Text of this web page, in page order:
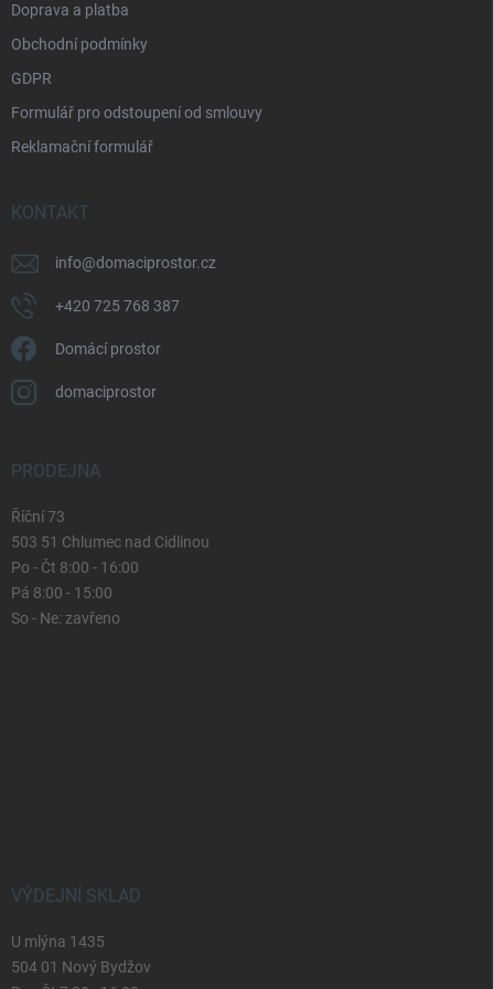
Doprava a platba
Obchodní podmínky
GDPR
Formulář pro odstoupení od smlouvy
Reklamační formulář
KONTAKT
info@domaciprostor.cz
+420 725 768 387
Domácí prostor
domaciprostor
PRODEJNA
Říční 73
503 51 Chlumec nad Cidlinou
Po - Čt 8:00 - 16:00
Pá 8:00 - 15:00
So - Ne: zavřeno
VÝDEJNÍ SKLAD
U mlýna 1435
504 01 Nový Bydžov